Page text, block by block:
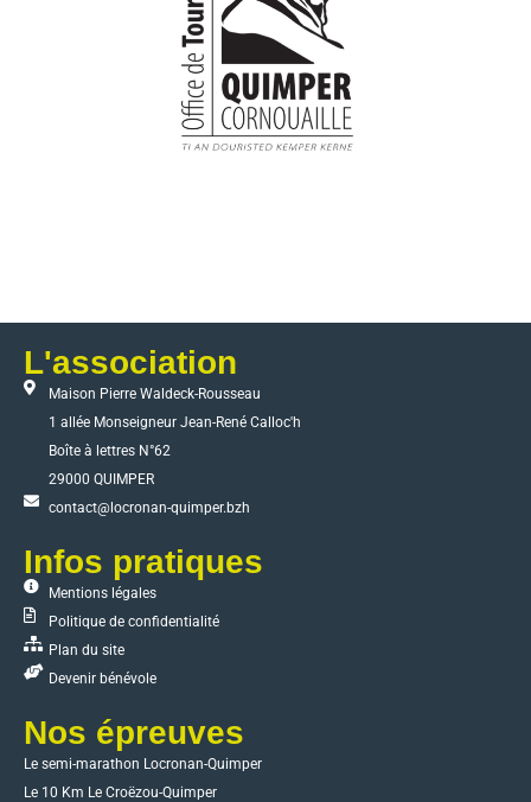
L'association
Maison Pierre Waldeck-Rousseau
1 allée Monseigneur Jean-René Calloc'h
Boîte à lettres N°62
29000 QUIMPER
contact@locronan-quimper.bzh
Infos pratiques
Mentions légales
Politique de confidentialité
Plan du site
Devenir bénévole
Nos épreuves
Le semi-marathon Locronan-Quimper
Le 10 Km Le Croëzou-Quimper